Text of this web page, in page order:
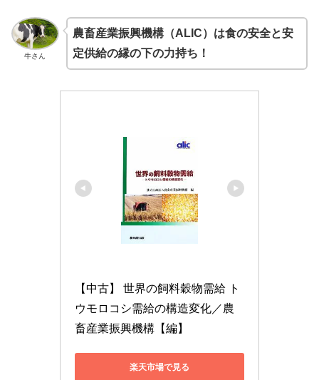
牛さん
農畜産業振興機構（ALIC）は食の安全と安
定供給の縁の下の力持ち！
【中古】 世界の飼料穀物需給 ト
ウモロコシ需給の構造変化／農
畜産業振興機構【編】
楽天市場で見る